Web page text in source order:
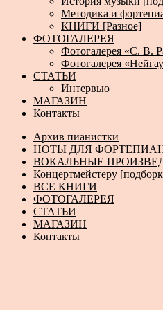
Методика и
КНИГИ [Разное]
ФОТОГАЛЕРЕЯ
Фотогалерея «С. В.
Фотогалерея
СТАТЬИ
Интервью
МАГАЗИН
Контакты
Архив пианистки
НОТЫ ДЛЯ
ВОКАЛЬНЫЕ
Концертмейстеру
ВСЕ КНИГИ
ФОТОГАЛЕРЕЯ
СТАТЬИ
МАГАЗИН
Контакты